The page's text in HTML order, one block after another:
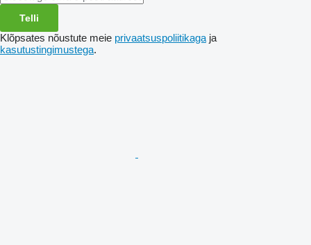
Telli
Klõpsates nõustute meie privaatsuspoliitikaga ja
kasutustingimustega.